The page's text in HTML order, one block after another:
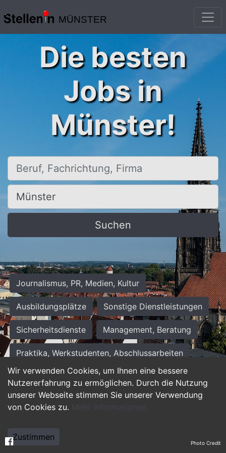
MÜNSTER
Wir verwenden Cookies, um Ihnen eine bessere
Nutzererfahrung zu ermöglichen. Durch die Nutzung
unserer Webseite stimmen Sie unserer Verwendung
von Cookies zu. Mehr Informationen
Zustimmen
Die besten
Jobs in
Münster!
Beruf, Fachrichtung, Firma
Ort, Stadt
Suchen
Journalismus, PR, Medien, Kultur
Ausbildungsplätze Sonstige Dienstleistungen
Sicherheitsdienste Management, Beratung
Praktika, Werkstudenten, Abschlussarbeiten
Personalwesen Assistenz, Sekretariat
Hilfskräfte, Aushilfs- und Nebenjobs
Weiterbildung, Studium, duale Ausbildung Photo Credit